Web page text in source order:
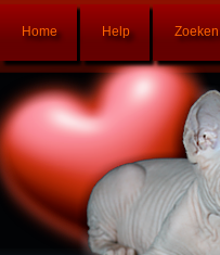
Home Help Zoeken